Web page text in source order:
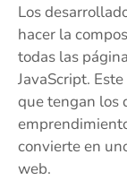
Los
hacer la
todas las
JavaScript.
que tengan los
convierte en
web.